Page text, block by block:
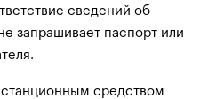
сведений об
запрашивает паспорт или
средством